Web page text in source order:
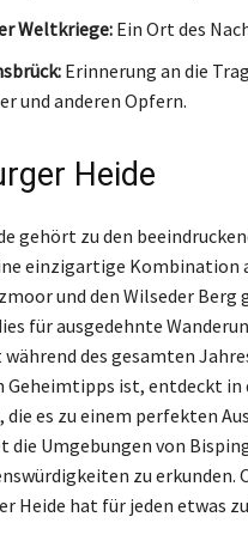
Weltkriege:Ein Ort des
Erinnerung an die
und anderen Opfern.
Heide
gehört zu den
einzigartige Kombination
und den Wilseder
für ausgedehnte
des gesamten
Geheimtipps ist, entdeckt
es zu einem perfekten
Umgebungen von
zu erkunden.
Heide hat für jeden etwas